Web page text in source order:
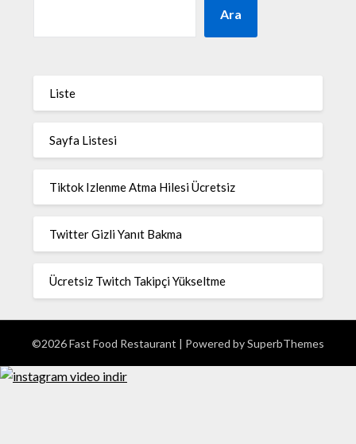
Ara
Liste
Sayfa Listesi
Tiktok Izlenme Atma Hilesi Ücretsiz
Twitter Gizli Yanıt Bakma
Ücretsiz Twitch Takipçi Yükseltme
©2026 Fast Food Restaurant | Powered bySuperbThemes